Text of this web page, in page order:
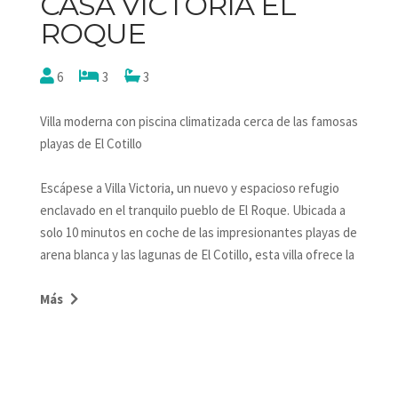
ROQUE
6 3 3
Villa moderna con piscina climatizada cerca de las famosas
playas de El Cotillo
Escápese a Villa Victoria, un nuevo y espacioso refugio
enclavado en el tranquilo pueblo de El Roque. Ubicada a
solo 10 minutos en coche de las impresionantes playas de
arena blanca y las lagunas de El Cotillo, esta villa ofrece la
Más